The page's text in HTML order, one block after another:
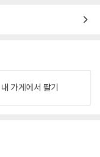
내 가게에서 팔기